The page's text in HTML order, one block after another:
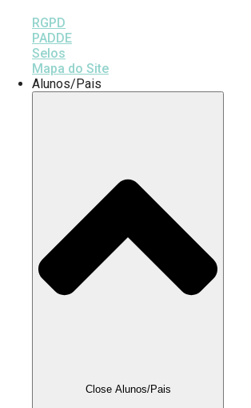
RGPD
PADDE
Selos
Mapa do Site
Alunos/Pais
Close Alunos/Pais